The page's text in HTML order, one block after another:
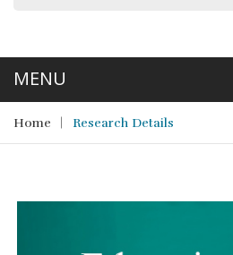
Home Research Details